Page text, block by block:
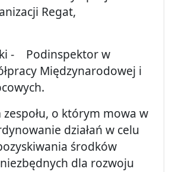
Regat,
- Podinspektor w
Międzynarodowej i
o którym mowa w
działań w celu
środków
dla rozwoju